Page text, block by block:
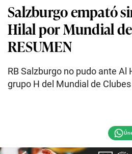
Salzburgo empató
Hilal por Mundial
RESUMEN
RB Salzburgo no pudo ante Al
grupo H del Mundial de